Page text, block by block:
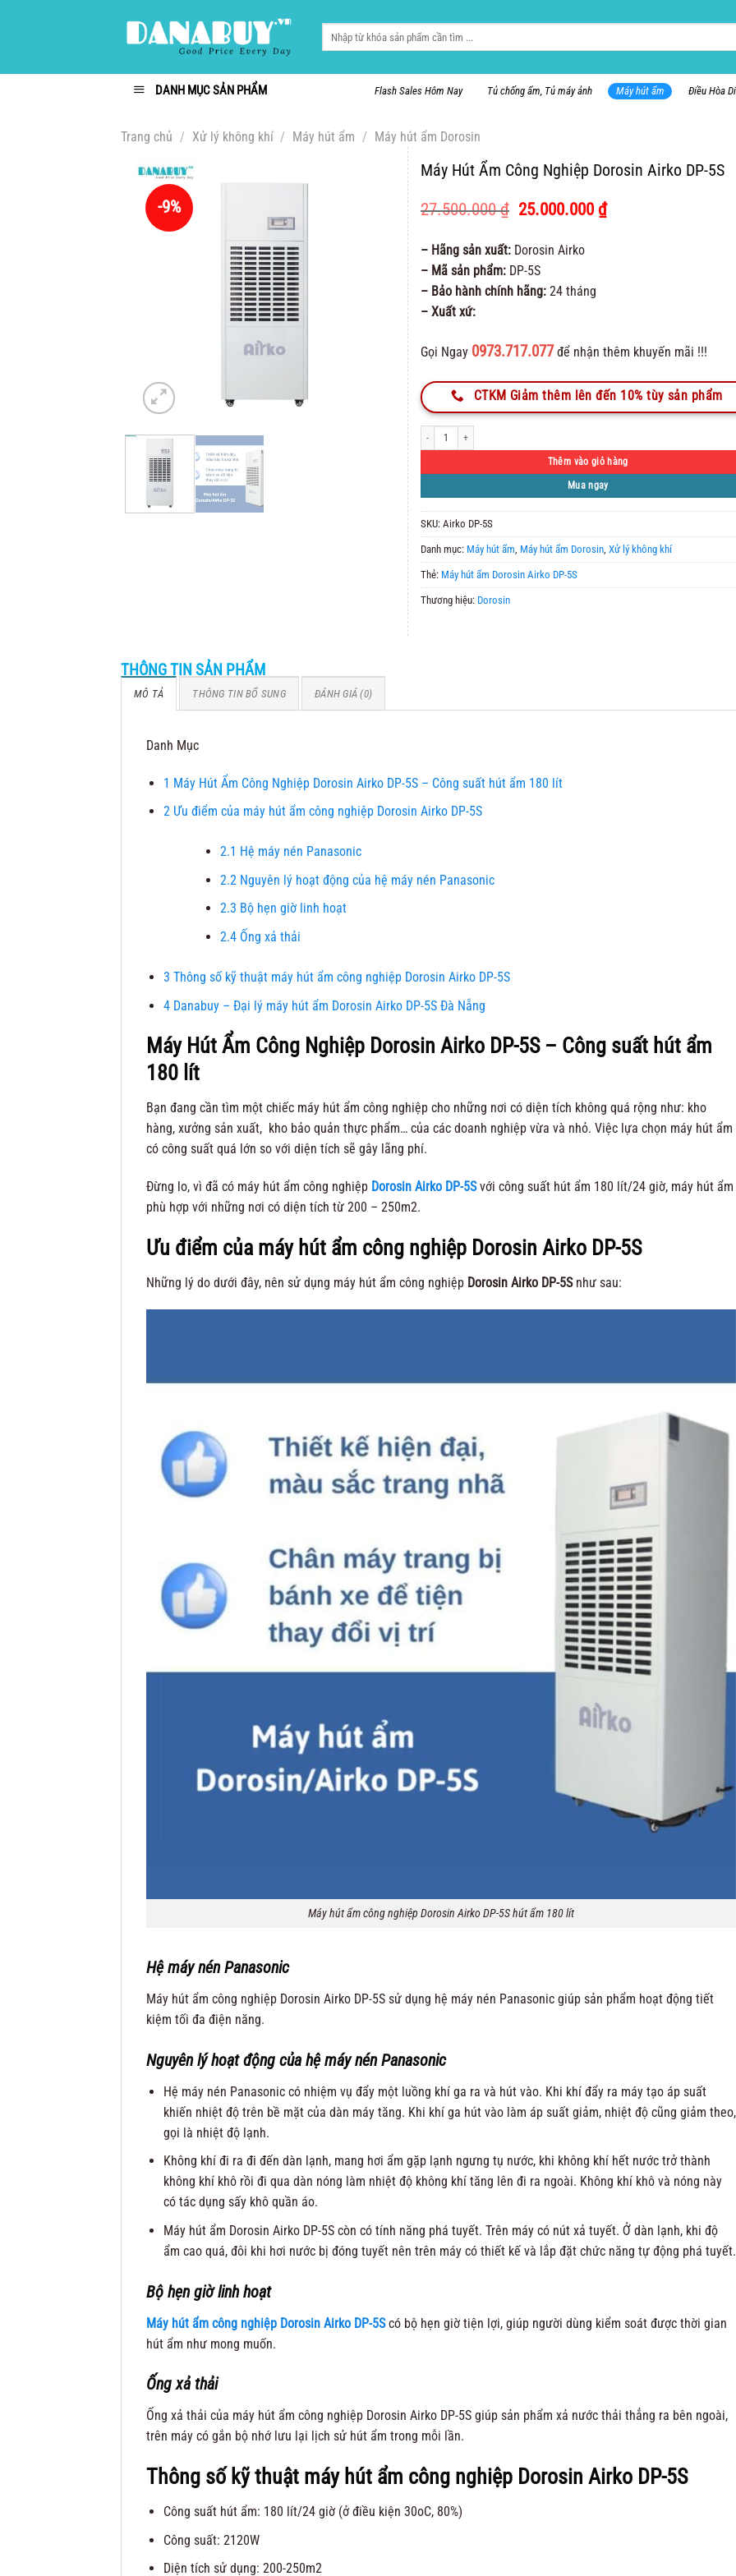
dung
DANH MỤC SẢN PHẨM Flash Sales Hôm Nay Tủ chống ẩm, Tủ máy ảnh Máy hút ẩm Điều Hòa
Trang chủ / Xử lý không khí / Máy hút ẩm / Máy hút ẩm Dorosin
-9%
Máy Hút Ẩm Công Nghiệp Dorosin Airko DP-5S
27.500.000₫ Giá
là:
27.500.000 ₫.
25.000.000 ₫Giá
– Hãng sản xuất: Dorosin Airko
– Mã sản phẩm: DP-5S
– Bảo hành chính hãng: 24 tháng
– Xuất xứ:
Gọi Ngay 0973.717.077 để nhận thêm khuyến mãi !!!
CTKM Giảm thêm lên đến 10% tùy sản phẩm
Máy Hút Ẩm Công Nghiệp Dorosin Airko DP-5S số lượng
Thêm vào giỏ hàng
Mua ngay
SKU: Airko DP-5S
Danh mục: Máy hút ẩm Máy hút ẩm Dorosin Xử lý không khí
Thẻ: Máy hút ẩm Dorosin Airko DP-5S
Thương hiệu: Dorosin
THÔNG TIN SẢN PHẨM
MÔ TẢ THÔNG TIN BỔ SUNG ĐÁNH GIÁ (0)
Danh Mục
1 Máy Hút Ẩm Công Nghiệp Dorosin Airko DP-5S – Công suất hút ẩm 180 lít
2Ưu điểm của máy hút ẩm công nghiệp Dorosin Airko DP-5S
2.1 Hệ máy nén Panasonic
2.2 Nguyên lý hoạt động của hệ máy nén Panasonic
2.3 Bộ hẹn giờ linh hoạt
2.4Ống xả thải
3 Thông số kỹ thuật máy hút ẩm công nghiệp Dorosin Airko DP-5S
4Danabuy – Đại lý máy hút ẩm Dorosin Airko DP-5S Đà Nẵng
Máy Hút Ẩm Công Nghiệp Dorosin Airko DP-5S – Công suất hút ẩm
180 lít
Bạn đang cần tìm một chiếc máy hút ẩm công nghiệp cho những nơi có diện tích không quá rộng như: kho
hàng, xưởng sản xuất, kho bảo quản thực phẩm… của các doanh nghiệp vừa và nhỏ. Việc lựa chọn máy hút ẩm
có công suất quá lớn so với diện tích sẽ gây lãng phí.
Đừng lo, vì đã có máy hút ẩm công nghiệp Dorosin Airko DP-5Svới công suất hút ẩm 180 lít/24 giờ, máy hút ẩm
phù hợp với những nơi có diện tích từ 200 – 250m2.
Ưu điểm của máy hút ẩm công nghiệp Dorosin Airko DP-5S
Những lý do dưới đây, nên sử dụng máy hút ẩm công nghiệp Dorosin Airko DP-5S như sau:
Máy hút ẩm công nghiệp Dorosin Airko DP-5S hút ẩm 180 lít
Hệ máy nén Panasonic
Máy hút ẩm công nghiệp Dorosin Airko DP-5S sử dụng hệ máy nén Panasonic giúp sản phẩm hoạt động tiết
kiệm tối đa điện năng.
Nguyên lý hoạt động của hệ máy nén Panasonic
Hệ máy nén Panasonic có nhiệm vụ đẩy một luồng khí ga ra và hút vào. Khi khí đẩy ra máy tạo áp suất
khiến nhiệt độ trên bề mặt của dàn máy tăng. Khi khí ga hút vào làm áp suất giảm, nhiệt độ cũng giảm theo,
gọi là nhiệt độ lạnh.
Không khí đi ra đi đến dàn lạnh, mang hơi ẩm gặp lạnh ngưng tụ nước, khi không khí hết nước trở thành
không khí khô rồi đi qua dàn nóng làm nhiệt độ không khí tăng lên đi ra ngoài. Không khí khô và nóng này
có tác dụng sấy khô quần áo.
Máy hút ẩm Dorosin Airko DP-5S còn có tính năng phá tuyết. Trên máy có nút xả tuyết. Ở dàn lạnh, khi độ
ẩm cao quá, đôi khi hơi nước bị đóng tuyết nên trên máy có thiết kế và lắp đặt chức năng tự động phá tuyết.
Bộ hẹn giờ linh hoạt
Máy hút ẩm công nghiệp Dorosin Airko DP-5Scó bộ hẹn giờ tiện lợi, giúp người dùng kiểm soát được thời gian
hút ẩm như mong muốn.
Ống xả thải
Ống xả thải của máy hút ẩm công nghiệp Dorosin Airko DP-5S giúp sản phẩm xả nước thải thẳng ra bên ngoài,
trên máy có gắn bộ nhớ lưu lại lịch sử hút ẩm trong mỗi lần.
Thông số kỹ thuật máy hút ẩm công nghiệp Dorosin Airko DP-5S
Công suất hút ẩm: 180 lít/24 giờ (ở điều kiện 30oC, 80%)
Công suất: 2120W
Diện tích sử dụng: 200-250m2